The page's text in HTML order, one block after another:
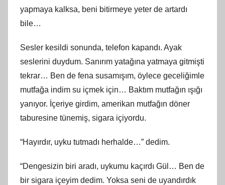
yapmaya kalksa, beni bitirmeye yeter de artardı
bile…
Sesler kesildi sonunda, telefon kapandı. Ayak
seslerini duydum. Sanırım yatağına yatmaya gitmişti
tekrar… Ben de fena susamışım, öylece geceliğimle
mutfağa indim su içmek için… Baktım mutfağın ışığı
yanıyor. İçeriye girdim, amerikan mutfağın döner
taburesine tünemiş, sigara içiyordu.
“Hayırdır, uyku tutmadı herhalde…” dedim.
“Dengesizin biri aradı, uykumu kaçırdı Gül… Ben de
bir sigara içeyim dedim. Yoksa seni de uyandırdık